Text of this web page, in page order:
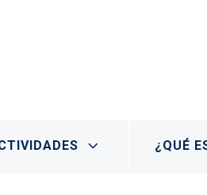
principal ¿QUÉ